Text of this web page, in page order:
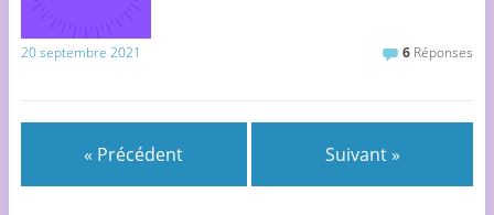
20 septembre 2021 6 Réponses
« Précédent Suivant »